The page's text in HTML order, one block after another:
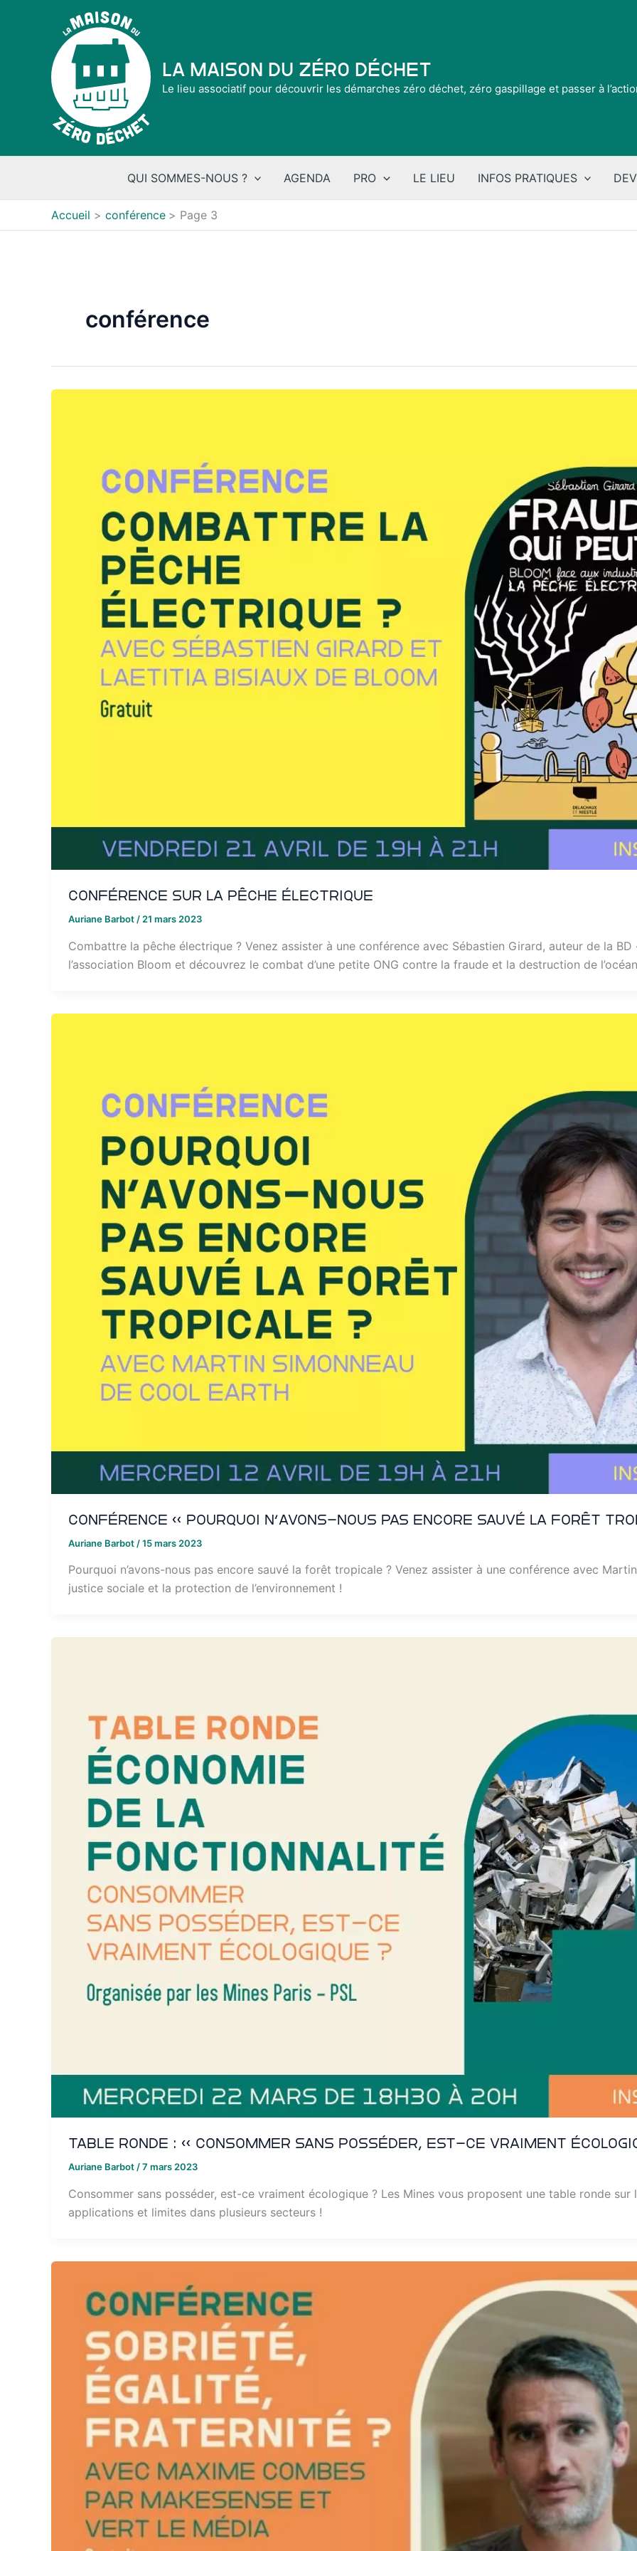
La Maison du Zéro Déchet
Le lieu associatif pour découvrir les démarches zéro déchet, zéro gaspillage et passer à
QUI SOMMES-NOUS ? AGENDA PRO LE LIEU INFOS PRATIQUES
Accueil conférence Page 3
conférence
Conférence sur la pêche électrique
Auriane Barbot / 21 mars 2023
Combattre la pêche électrique ? Venez assister à une conférence avec Sébastien Girard, auteur de la
l’association Bloom et découvrez le combat d’une petite ONG contre la fraude et la destruction de
Conférence « Pourquoi n’avons-nous pas encore sauvé la forêt
Auriane Barbot /15 mars 2023
Pourquoi n’avons-nous pas encore sauvé la forêt tropicale ? Venez assister à une conférence avec
justice sociale et la protection de l’environnement !
Table ronde : « Consommer sans posséder, est-ce vraiment
Auriane Barbot /7 mars 2023
Consommer sans posséder, est-ce vraiment écologique ? Les Mines vous proposent une table ronde sur
applications et limites dans plusieurs secteurs !